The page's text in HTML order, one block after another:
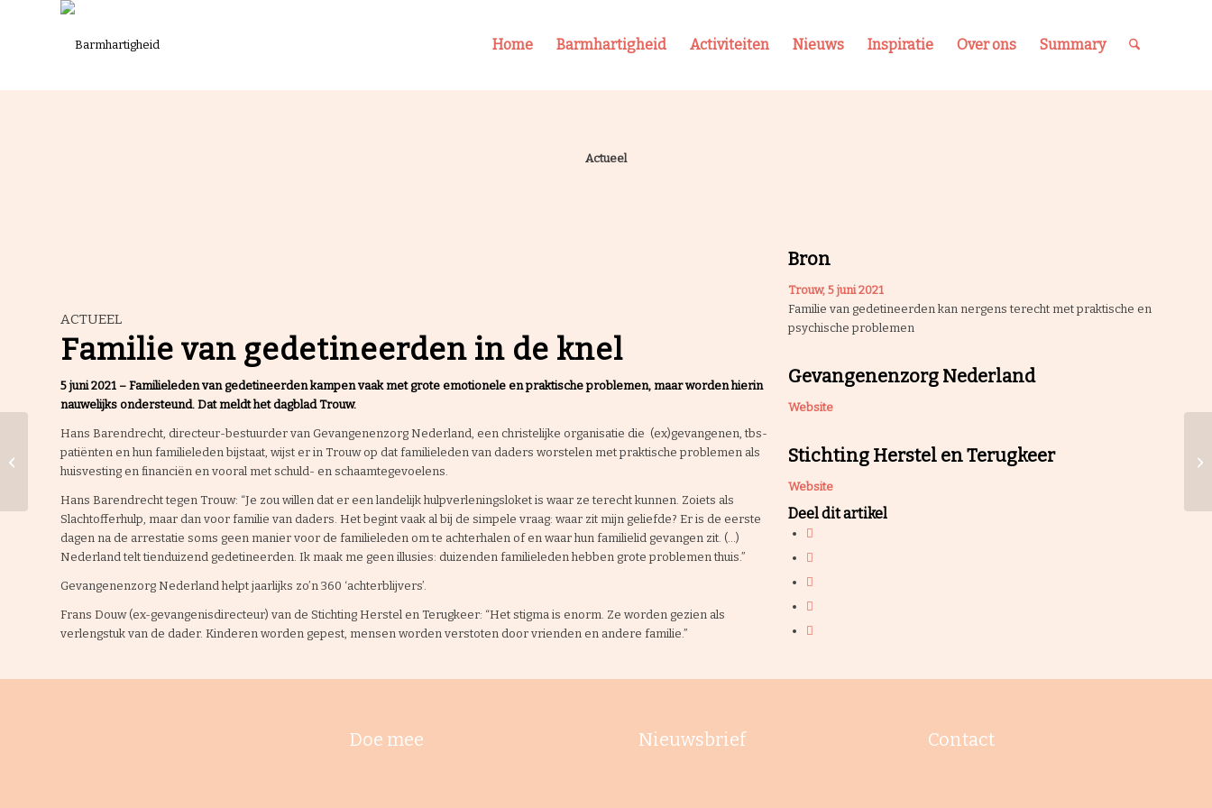
Home Barmhartigheid Activiteiten Nieuws Inspiratie Over ons Summary
Actueel
ACTUEEL
Familie van gedetineerden in de knel
5 juni 2021 – Familieleden van gedetineerden kampen vaak met grote emotionele en praktische problemen, maar worden hierin
nauwelijks ondersteund. Dat meldt het dagblad Trouw.
Hans Barendrecht, directeur-bestuurder van Gevangenenzorg Nederland, een christelijke organisatie die (ex)gevangenen, tbs-
patiënten en hun familieleden bijstaat, wijst er in Trouw op dat familieleden van daders worstelen met praktische problemen als
huisvesting en financiën en vooral met schuld- en schaamtegevoelens.
Hans Barendrecht tegen Trouw: “Je zou willen dat er een landelijk hulpverleningsloket is waar ze terecht kunnen. Zoiets als
Slachtofferhulp, maar dan voor familie van daders. Het begint vaak al bij de simpele vraag: waar zit mijn geliefde? Er is de eerste
dagen na de arrestatie soms geen manier voor de familieleden om te achterhalen of en waar hun familielid gevangen zit. (…)
Nederland telt tienduizend gedetineerden. Ik maak me geen illusies: duizenden familieleden hebben grote problemen thuis.”
Gevangenenzorg Nederland helpt jaarlijks zo’n 360 ‘achterblijvers’.
Frans Douw (ex-gevangenisdirecteur) van de Stichting Herstel en Terugkeer: “Het stigma is enorm. Ze worden gezien als
verlengstuk van de dader. Kinderen worden gepest, mensen worden verstoten door vrienden en andere familie.”
Bron
Trouw, 5 juni 2021
Familie van gedetineerden kan nergens terecht met praktische en
psychische problemen
Gevangenenzorg Nederland
Website
Stichting Herstel en Terugkeer
Website
Deel dit artikel
Doe mee Nieuwsbrief Contact
‘De kerk moet politiek
spiegel voorhouden’